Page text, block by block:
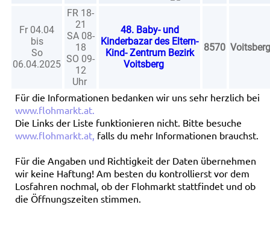
Fr 04.04
bis
So
06.04.2025
FR 18-
21
SA 08-
18
SO 09-
12
Uhr
48. Baby- und
Kinderbazar des Eltern-
Kind- Zentrum Bezirk
Voitsberg
8570
Für die Informationen bedanken wir uns sehr herzlich bei
www.flohmarkt.at.
Die Links der Liste funktionieren nicht. Bitte besuche
www.flohmarkt.at, falls du mehr Informationen brauchst.
Für die Angaben und Richtigkeit der Daten übernehmen
wir keine Haftung! Am besten du kontrollierst vor dem
Losfahren nochmal, ob der Flohmarkt stattfindet und ob
die Öffnungszeiten stimmen.